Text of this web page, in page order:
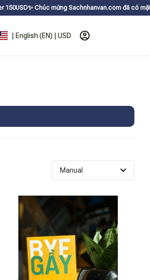
mừng Sachnhanvan.com đã có mặt hơn 200
| English (EN) | USD